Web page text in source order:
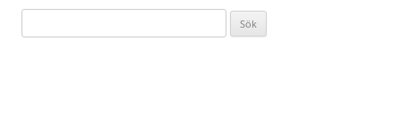
efter: